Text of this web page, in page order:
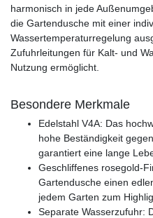
harmonisch in jede
die Gartendusche mit einer
Wassertemperaturregelung
Zufuhrleitungen für Kalt- und
Nutzung ermöglicht.
Besondere Merkmale
Edelstahl V4A: Das
hohe Beständigkeit
garantiert eine lange
Geschliffenes rosegold-
Gartendusche einen
jedem Garten zum
Separate Wasserzufuhr: